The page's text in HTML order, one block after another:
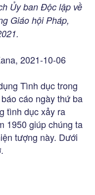
Ủy ban Độc lập về
Giáo hội Pháp,
2021-10-06
Tình dục trong
cáo ngày thứ ba
tình dục xảy ra
1950 giúp chúng ta
tượng này. Dưới